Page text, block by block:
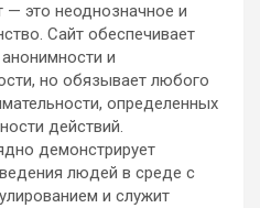
— это неоднозначное и
Сайт обеспечивает
и
но обязывает любого
определенных
действий.
демонстрирует
людей в среде с
и служит